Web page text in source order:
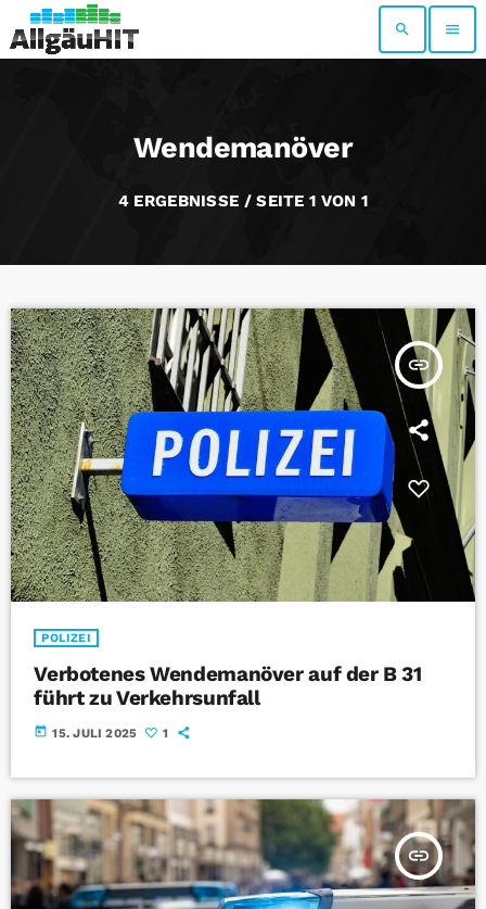
search menu
Wendemanöver
4 ERGEBNISSE / SEITE 1 VON 1
insert_link
POLIZEI
Verbotenes Wendemanöver auf der B 31
führt zu Verkehrsunfall
today 15. JULI 2025 1
insert_link